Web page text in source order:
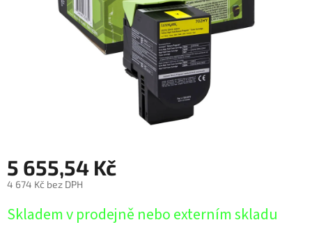
5 655,54 Kč
4 674 Kč bez DPH
cena:
Skladem v prodejně nebo externím skladu